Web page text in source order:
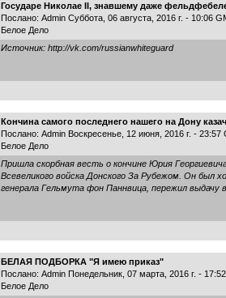
Государе Николае II, знавшему даже
Послано: Admin Суббота, 06 августа, 2016 г. - 10:06
Белое Дело
Источник: http://vk.com/russianwhiteguard
Кончина самого последнего нашего на Дону
Послано: Admin Воскресенье, 12 июня, 2016 г. - 23:57
Белое Дело
Пришла скорбная весть о кончине Юрия
Всевеликого войска Донского За Рубежом. Он был
генерала Гельмута фон Паннвица, пережил выдачу
БЕЛАЯ ПОДБОРКА "Я имею приказ"
Послано: Admin Понедельник, 07 марта, 2016 г. -
Белое Дело